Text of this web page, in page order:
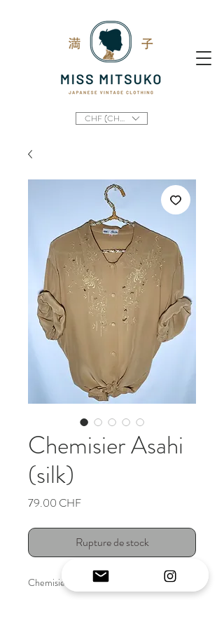
CHF (CHF)
Chemisier Asahi
(silk)
79.00 CHFPrix
Rupture de stock
Chemisier vintage japonais original